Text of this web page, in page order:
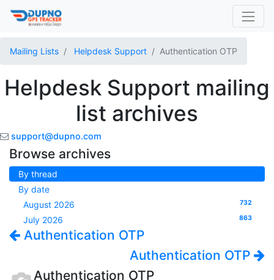
Mailing Lists Helpdesk Support Authentication OTP
Helpdesk Support mailing
list archives
support@dupno.com
Browse archives
By thread
By date
August 2026
732
July 2026 863
Authentication OTP
Authentication OTP
Authentication OTP